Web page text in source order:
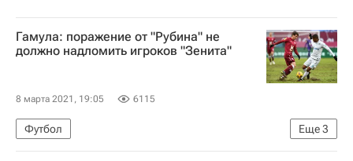
Гамула: поражение от "Рубина" не
должно надломить игроков "Зенита"
8 марта 2021, 19:05 6115
Еще3
Футбол
РПЛ 2026-2027 (Чемпионат России по футболу)